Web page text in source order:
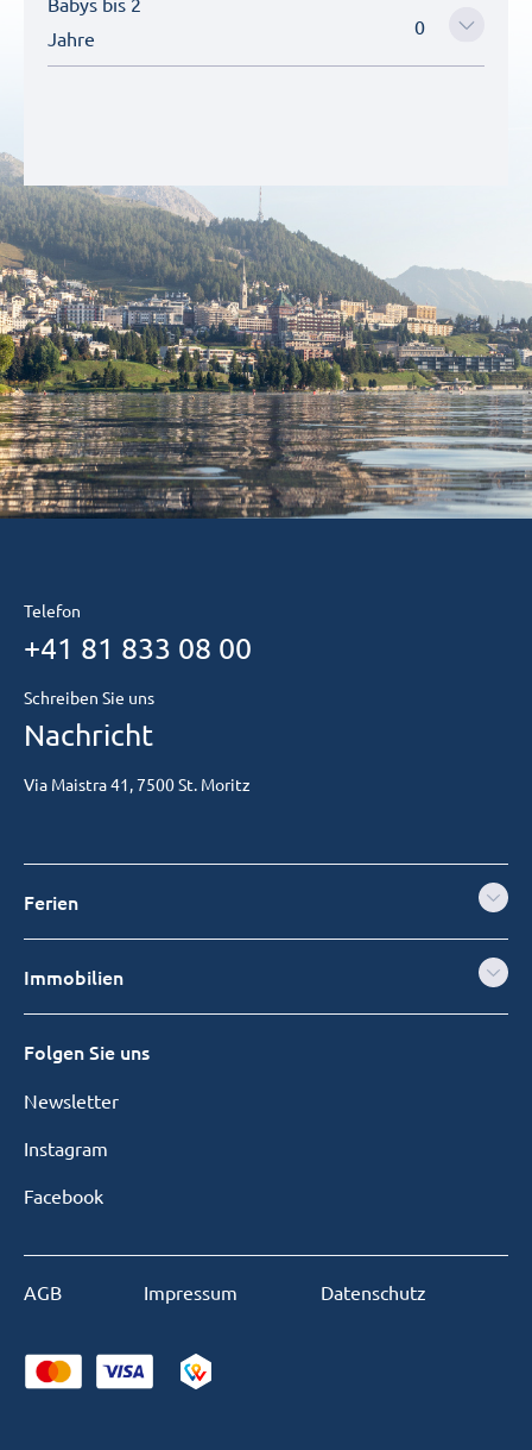
Jahre
Telefon
+41 81 833 08 00
Schreiben Sie uns
Nachricht
Via Maistra 41, 7500 St. Moritz
Ferien
Immobilien
Folgen Sie uns
Newsletter
Instagram
Facebook
AGB Impressum Datenschutz